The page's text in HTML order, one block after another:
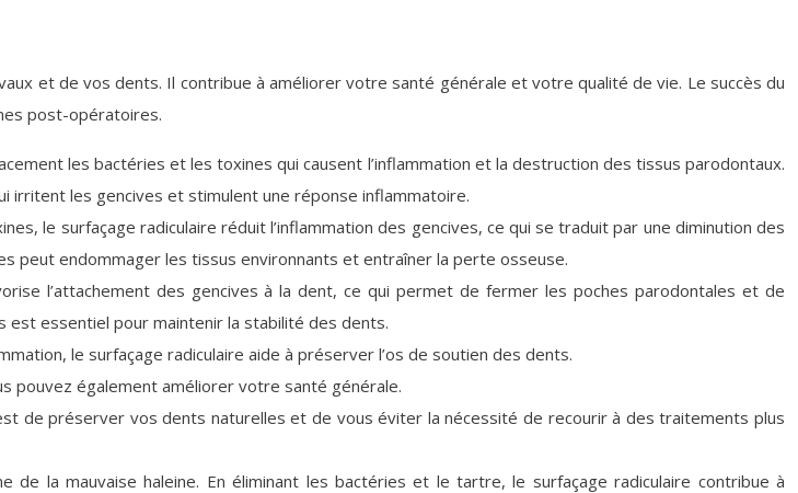
et de vos dents. Il contribue à améliorer votre santé générale et votre qualité de vie. Le succès du
post-opératoires.
les bactéries et les toxines qui causent l’inflammation et la destruction des tissus parodontaux.
les gencives et stimulent une réponse inflammatoire.
le surfaçage radiculaire réduit l’inflammation des gencives, ce qui se traduit par une diminution des
peut endommager les tissus environnants et entraîner la perte osseuse.
l’attachement des gencives à la dent, ce qui permet de fermer les poches parodontales et de
est essentiel pour maintenir la stabilité des dents.
le surfaçage radiculaire aide à préserver l’os de soutien des dents.
pouvez également améliorer votre santé générale.
de préserver vos dents naturelles et de vous éviter la nécessité de recourir à des traitements plus
de la mauvaise haleine. En éliminant les bactéries et le tartre, le surfaçage radiculaire contribue à